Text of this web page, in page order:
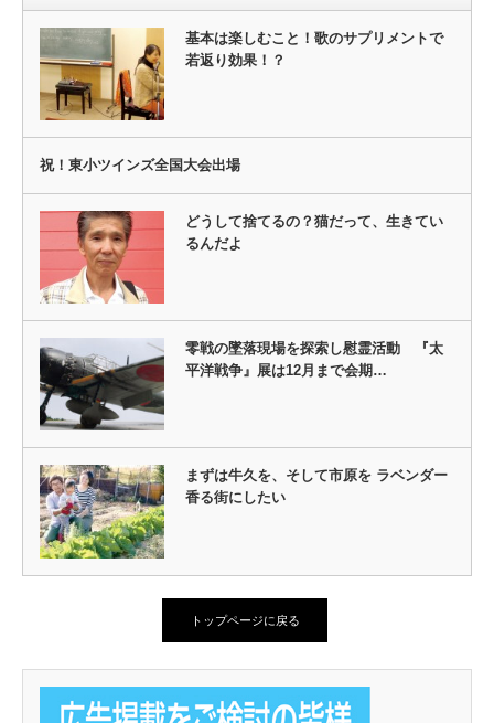
基本は楽しむこと！歌のサプリメントで
若返り効果！？
祝！東小ツインズ全国大会出場
どうして捨てるの？猫だって、生きてい
るんだよ
零戦の墜落現場を探索し慰霊活動 『太
平洋戦争』展は12月まで会期…
まずは牛久を、そして市原を ラベンダー
香る街にしたい
トップページに戻る